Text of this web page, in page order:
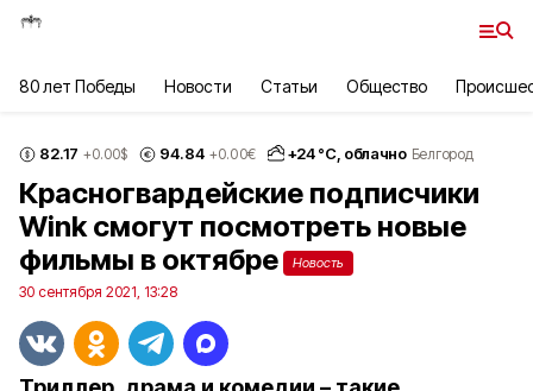
80 лет Победы Новости Статьи Общество
82.17 +0.00$ 94.84 +0.00€ +24°С, облачно Белгород
Красногвардейские подписчики
Wink смогут посмотреть новые
фильмы в октябре
Новость
30 сентября 2021, 13:28